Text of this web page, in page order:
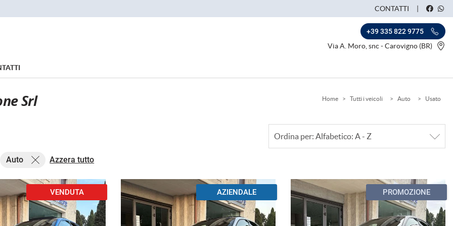
CONTATTI
+39 335 822 9775
Via A. Moro, snc - Carovigno (BR)
Srl Home > Tutti i veicoli > Auto > Usato
Auto Azzera tutto
VENDUTA AZIENDALE PROMOZIONE